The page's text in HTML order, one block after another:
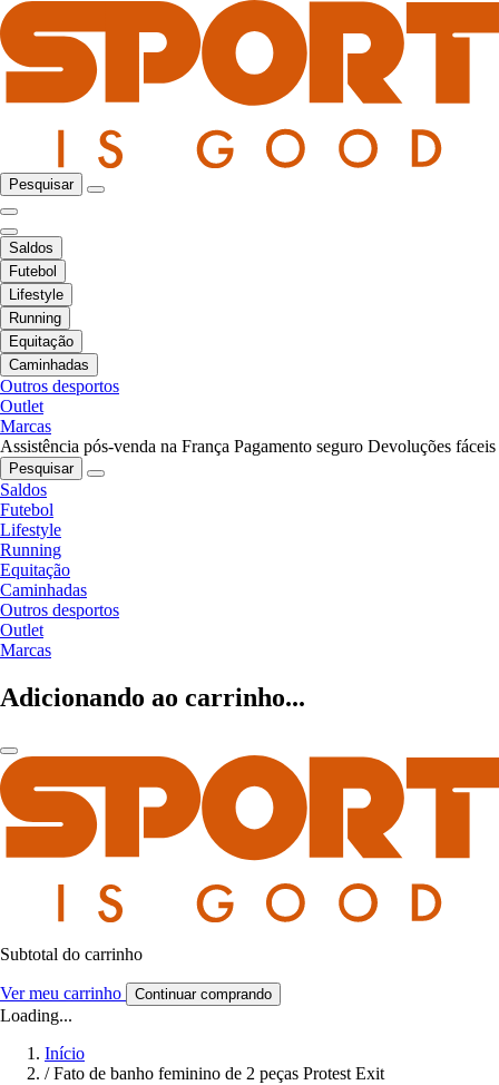
Pesquisar
Saldos
Futebol
Lifestyle
Running
Equitação
Caminhadas
Outros desportos
Outlet
Marcas
Assistência pós-venda na França Pagamento seguro Devoluções fáceis
Pesquisar
Saldos
Futebol
Lifestyle
Running
Equitação
Caminhadas
Outros desportos
Outlet
Marcas
Adicionando ao carrinho...
Subtotal do carrinho
Ver meu carrinho Continuar comprando
Loading...
Início
/ Fato de banho feminino de 2 peças Protest Exit